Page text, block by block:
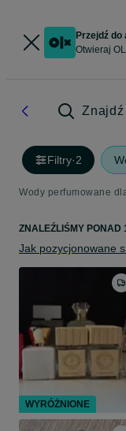
Przejdź
Otwieraj
Filtry·2
Wody perfumowane
ZNALEŹLIŚMY PONAD
Jak pozycjonowane
WYRÓŻNIONE